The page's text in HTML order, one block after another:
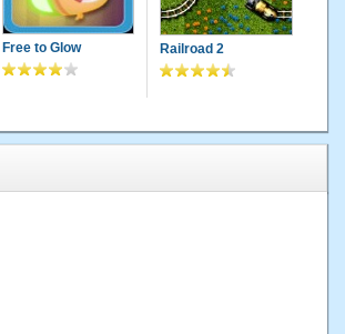
Free to Glow Railroad 2